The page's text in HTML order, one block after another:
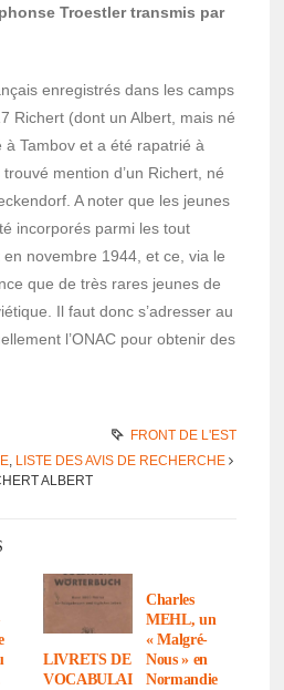
Troest­ler trans­mis par
enre­gis­trés dans les camps
Richert (dont un Albert, mais né
Tambov et a été rapa­trié à
mention d’un Richert, né
A noter que les jeunes
incor­po­rés parmi les tout
novembre 1944, et ce, via le
que de très rares jeunes de
Il faut donc s’adres­ser au
l’ONAC pour obte­nir des
FRONT DE L'EST
, LISTE DES AVIS DE RECHERCHE
ALBERT
LIVRETS DE
VOCABULAIRE
Charles
MEHL, un
« Malgré-
Nous » en
Norman­die